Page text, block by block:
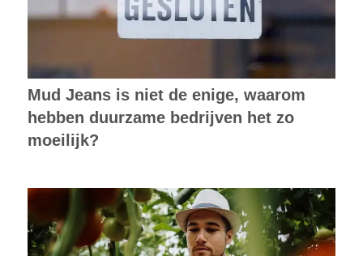
Mud Jeans is niet de enige, waarom
hebben duurzame bedrijven het zo
moeilijk?